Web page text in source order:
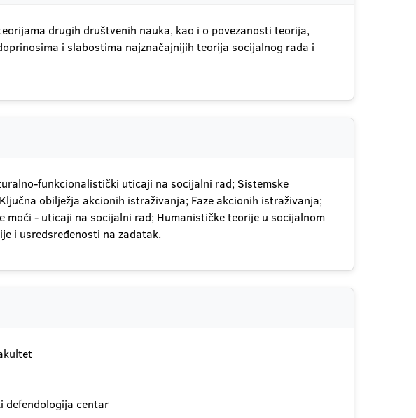
drugih društvenih nauka, kao i o povezanosti teorija,
i slabostima najznačajnijih teorija socijalnog rada i
funkcionalistički uticaji na socijalni rad; Sistemske
obilježja akcionih istraživanja; Faze akcionih istraživanja;
moći - uticaji na socijalni rad; Humanističke teorije u socijalnom
i usredsređenosti na zadatak.
defendologija centar